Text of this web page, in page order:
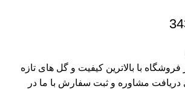
با بالاترین کیفیت و گل های تازه
دریافت مشاوره و ثبت سفارش با ما در